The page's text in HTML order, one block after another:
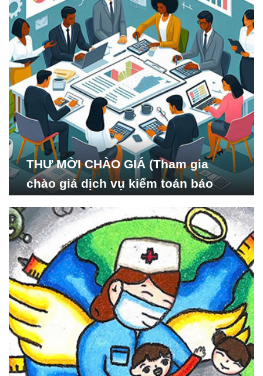
THƯ MỜI CHÀO GIÁ (Tham gia
chào giá dịch vụ kiểm toán báo
Nghiên cứu Phát triển Xã
hội_ISDS)